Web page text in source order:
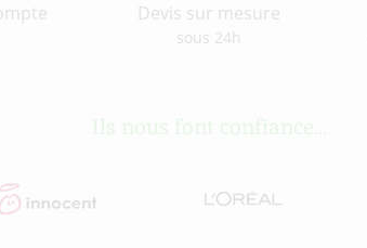
Devis sur mesure
sous 24h